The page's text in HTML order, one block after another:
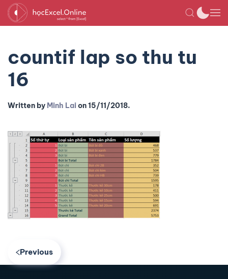
countif lap so thu tu
16
Written by Minh Laion15/11/2018.
Previous